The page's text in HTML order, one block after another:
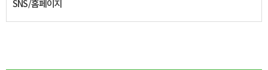
SNS/홈페이지